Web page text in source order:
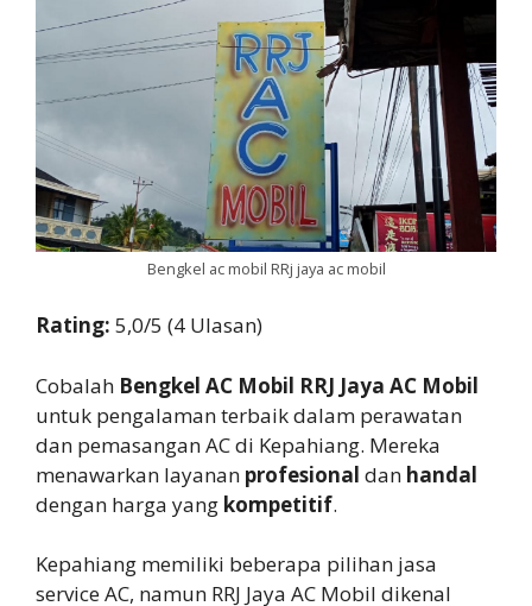
Bengkel ac mobil RRj jaya ac mobil
Rating: 5,0/5 (4 Ulasan)
Cobalah Bengkel AC Mobil RRJ Jaya AC Mobil
untuk pengalaman terbaik dalam perawatan
dan pemasangan AC di Kepahiang. Mereka
menawarkan layanan profesional dan handal
dengan harga yang kompetitif.
Kepahiang memiliki beberapa pilihan jasa
service AC, namun RRJ Jaya AC Mobil dikenal